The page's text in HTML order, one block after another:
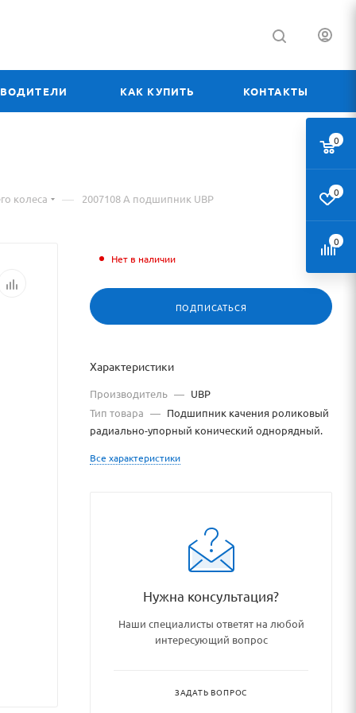
КАК КУПИТЬ КОНТАКТЫ
колеса — 2007108 А подшипник UBP
Нет в наличии
ПОДПИСАТЬСЯ
Характеристики
Производитель — UBP
Тип товара — Подшипник качения роликовый
радиально-упорный конический однорядный.
Все характеристики
Нужна консультация?
Наши специалисты ответят на любой
интересующий вопрос
ЗАДАТЬ ВОПРОС
0
0
0